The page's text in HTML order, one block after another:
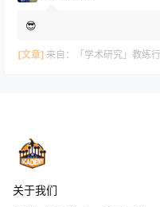
😎
[文章] 来自： 「学术研究」教练
关于我们